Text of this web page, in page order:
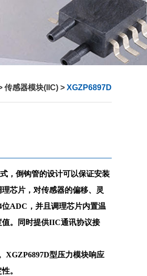
传感器模块(IIC) > XGZP6897D
，倒钩管的设计可以保证安装
芯片，对传感器的偏移、灵
ADC，并且调理芯片内置温
。同时提供IIC通讯协议接
XGZP6897D型压力模块响应
。